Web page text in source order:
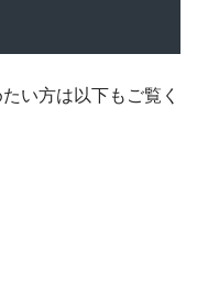
い方は以下もご覧く